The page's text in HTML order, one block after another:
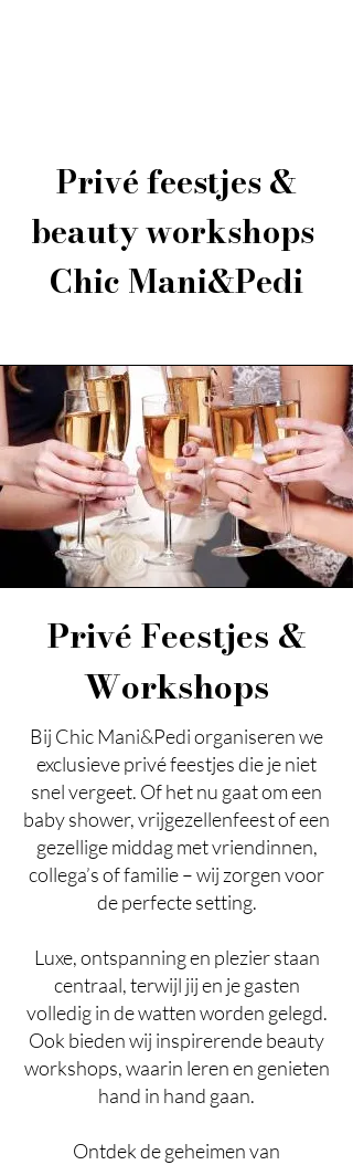
Privé feestjes &
beauty workshops
Chic Mani&Pedi
Privé Feestjes &
Workshops
Bij Chic Mani&Pedi organiseren we
exclusieve privé feestjes die je niet
snel vergeet. Of het nu gaat om een
baby shower, vrijgezellenfeest of een
gezellige middag met vriendinnen,
collega’s of familie – wij zorgen voor
de perfecte setting.
Luxe, ontspanning en plezier staan
centraal, terwijl jij en je gasten
volledig in de watten worden gelegd.
Ook bieden wij inspirerende beauty
workshops, waarin leren en genieten
hand in hand gaan.
Ontdek de geheimen van